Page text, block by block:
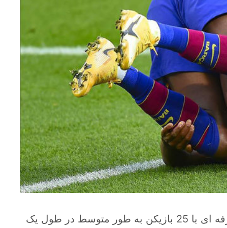
خطر آسیب در فوتبال زیاد است. یک تیم فوتبال حرفه ای با 25 بازیکن به طور متوسط ​​در طول یک